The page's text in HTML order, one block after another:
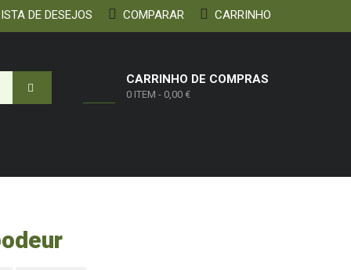
DE DESEJOS COMPARAR CARRINHO
CARRINHO DE COMPRAS
0 ITEM - 0,00 €